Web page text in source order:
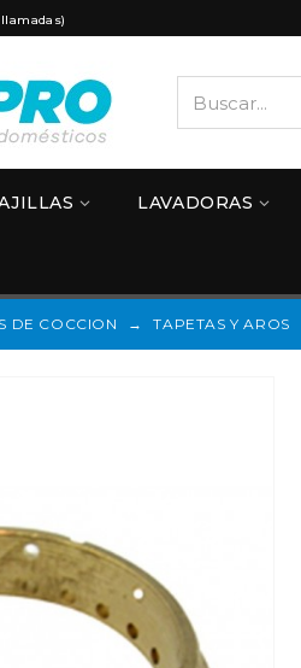
LAVADORAS
DE COCCION → TAPETAS Y AROS